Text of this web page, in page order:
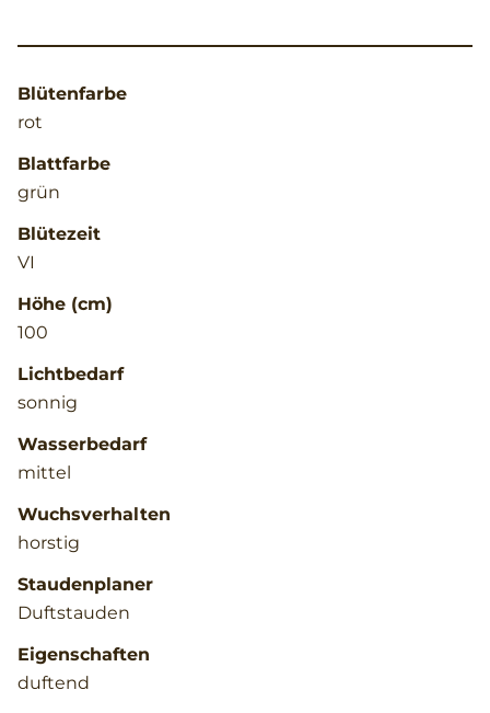
Blütenfarbe
rot
Blattfarbe
grün
Blütezeit
VI
Höhe (cm)
100
Lichtbedarf
sonnig
Wasserbedarf
mittel
Wuchsverhalten
horstig
Staudenplaner
Duftstauden
Eigenschaften
duftend